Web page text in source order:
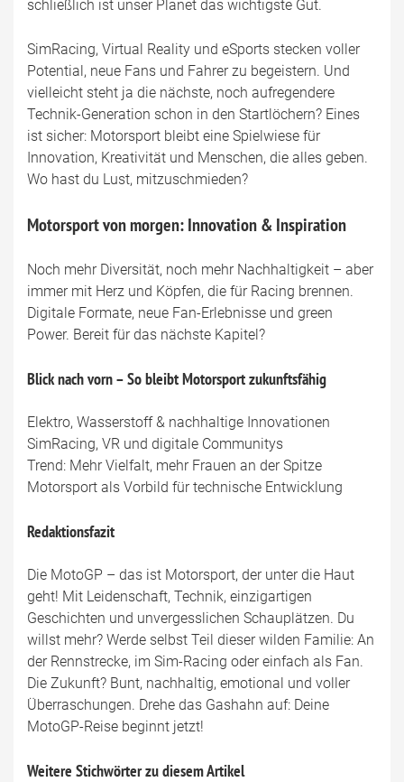
schließlich ist unser Planet das wichtigste Gut.
SimRacing, Virtual Reality und eSports stecken voller
Potential, neue Fans und Fahrer zu begeistern. Und
vielleicht steht ja die nächste, noch aufregendere
Technik-Generation schon in den Startlöchern? Eines
ist sicher: Motorsport bleibt eine Spielwiese für
Innovation, Kreativität und Menschen, die alles geben.
Wo hast du Lust, mitzuschmieden?
Motorsport von morgen: Innovation & Inspiration
Noch mehr Diversität, noch mehr Nachhaltigkeit – aber
immer mit Herz und Köpfen, die für Racing brennen.
Digitale Formate, neue Fan-Erlebnisse und green
Power. Bereit für das nächste Kapitel?
Blick nach vorn – So bleibt Motorsport zukunftsfähig
Elektro, Wasserstoff & nachhaltige Innovationen
SimRacing, VR und digitale Communitys
Trend: Mehr Vielfalt, mehr Frauen an der Spitze
Motorsport als Vorbild für technische Entwicklung
Redaktionsfazit
Die MotoGP – das ist Motorsport, der unter die Haut
geht! Mit Leidenschaft, Technik, einzigartigen
Geschichten und unvergesslichen Schauplätzen. Du
willst mehr? Werde selbst Teil dieser wilden Familie: An
der Rennstrecke, im Sim-Racing oder einfach als Fan.
Die Zukunft? Bunt, nachhaltig, emotional und voller
Überraschungen. Drehe das Gashahn auf: Deine
MotoGP-Reise beginnt jetzt!
Weitere Stichwörter zu diesem Artikel